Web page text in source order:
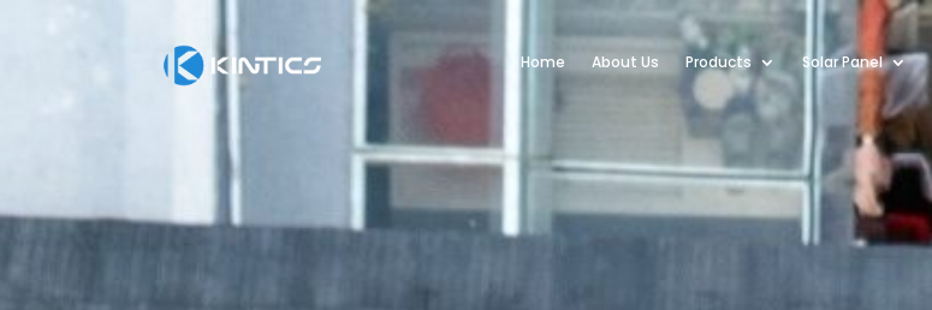
Home About Us Products Solar Panel